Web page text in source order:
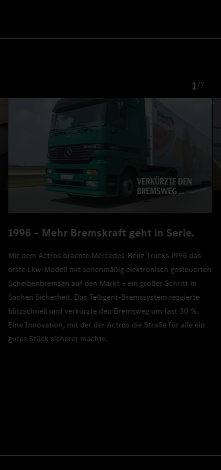
1/7
1996 – Mehr Bremskraft geht in Serie.
Mit dem Actros brachte Mercedes‑Benz Trucks 1996 das
erste Lkw‑Modell mit serienmäßig elektronisch gesteuerten
Scheibenbremsen auf den Markt – ein großer Schritt in
Sachen Sicherheit. Das Telligent-Bremssystem reagierte
blitzschnell und verkürzte den Bremsweg um fast 30 %.
Eine Innovation, mit der der Actros die Straße für alle ein
gutes Stück sicherer machte.